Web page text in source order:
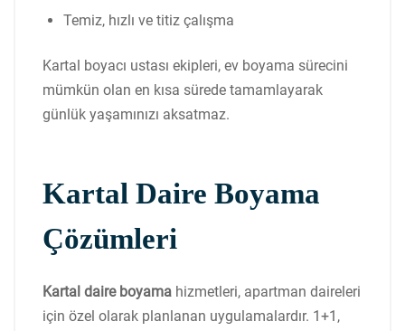
Temiz, hızlı ve titiz çalışma
Kartal boyacı ustası ekipleri, ev boyama sürecini
mümkün olan en kısa sürede tamamlayarak
günlük yaşamınızı aksatmaz.
Kartal Daire Boyama
Çözümleri
Kartal daire boyama hizmetleri, apartman daireleri
için özel olarak planlanan uygulamalardır. 1+1,